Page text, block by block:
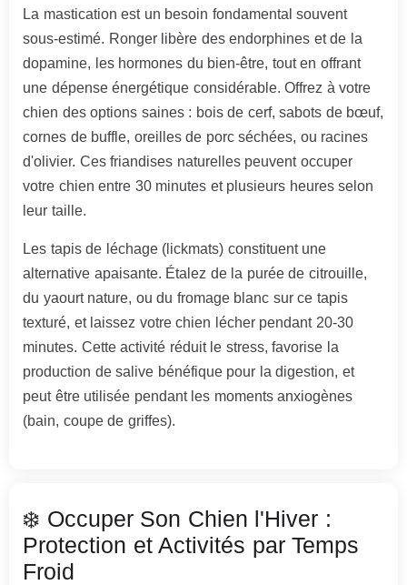
La mastication est un besoin fondamental souvent
sous-estimé. Ronger libère des endorphines et de la
dopamine, les hormones du bien-être, tout en offrant
une dépense énergétique considérable. Offrez à votre
chien des options saines : bois de cerf, sabots de bœuf,
cornes de buffle, oreilles de porc séchées, ou racines
d'olivier. Ces friandises naturelles peuvent occuper
votre chien entre 30 minutes et plusieurs heures selon
leur taille.
Les tapis de léchage (lickmats) constituent une
alternative apaisante. Étalez de la purée de citrouille,
du yaourt nature, ou du fromage blanc sur ce tapis
texturé, et laissez votre chien lécher pendant 20-30
minutes. Cette activité réduit le stress, favorise la
production de salive bénéfique pour la digestion, et
peut être utilisée pendant les moments anxiogènes
(bain, coupe de griffes).
❄️ Occuper Son Chien l'Hiver :
Protection et Activités par Temps
Froid